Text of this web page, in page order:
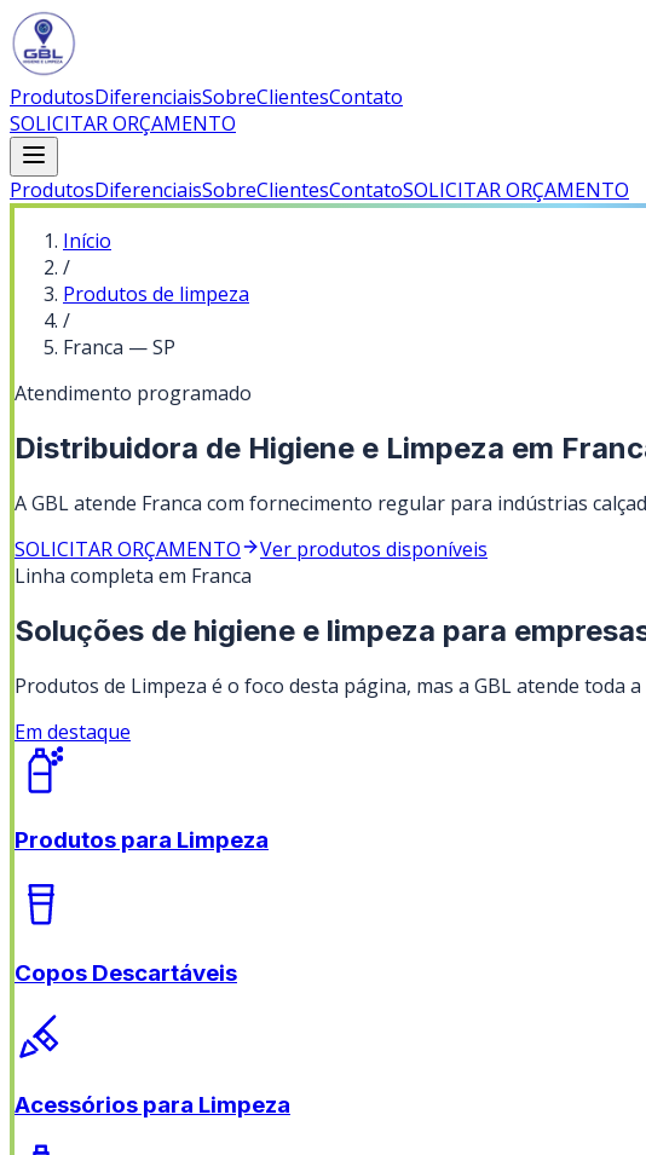
ProdutosDiferenciaisSobreClientesContato
SOLICITAR ORÇAMENTO
ProdutosDiferenciaisSobreClientesContatoSOLICITAR ORÇAMENTO
Início
/
Produtos de limpeza
/
Franca —SP
Atendimento programado
Distribuidora de Higiene e Limpeza em
A GBL atende Franca com fornecimento regular para indústrias
SOLICITAR ORÇAMENTO
Ver produtos disponíveis
Linha completa em Franca
Soluções de higiene e limpeza para
Produtos de Limpeza é o foco desta página, mas a GBL atende toda
Em destaque
Produtos para Limpeza
Copos Descartáveis
Acessórios para Limpeza